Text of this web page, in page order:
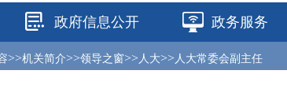
政府信息公开 政务服务
>>机关简介>>领导之窗>> 人大>> 人大常委会副主任